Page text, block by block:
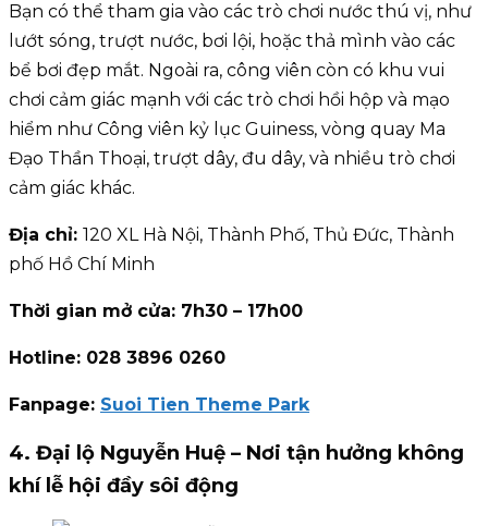
Bạn có thể tham gia vào các trò chơi nước thú vị, như
lướt sóng, trượt nước, bơi lội, hoặc thả mình vào các
bể bơi đẹp mắt. Ngoài ra, công viên còn có khu vui
chơi cảm giác mạnh với các trò chơi hồi hộp và mạo
hiểm như Công viên kỷ lục Guiness, vòng quay Ma
Đạo Thần Thoại, trượt dây, đu dây, và nhiều trò chơi
cảm giác khác.
Địa chỉ: 120 XL Hà Nội, Thành Phố, Thủ Đức, Thành
phố Hồ Chí Minh
Thời gian mở cửa: 7h30 – 17h00
Hotline: 028 3896 0260
Fanpage: Suoi Tien Theme Park
4. Đại lộ Nguyễn Huệ – Nơi tận hưởng không
khí lễ hội đầy sôi động